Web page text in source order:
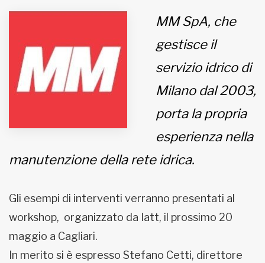
Inviateci le vostre segnalazioni
Iscriviti alla newsletter
Imbonati, 89 20159 Milano (Italia)
MM SpA, che
gestisce il
servizio idrico di
Milano dal 2003,
porta la propria
esperienza nella
manutenzione della rete idrica.
Gli esempi di interventi verranno presentati al
workshop, organizzato da Iatt, il prossimo 20
maggio a Cagliari.
In merito si è espresso Stefano Cetti, direttore